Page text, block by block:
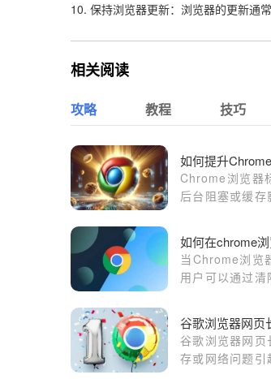
10. 保持浏览器更新：浏览器的更新通
相关阅读
攻略 教程 技巧
Chrome浏览器
后台阻塞或缓存
当Chrome浏览
用户可以通过清
页加载错误。
谷歌浏览器网
存或网络问题引